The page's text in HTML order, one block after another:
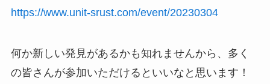
https://www.unit-srust.com/event/20230304
何か新しい発見があるかも知れませんから、多く
の皆さんが参加いただけるといいなと思います！